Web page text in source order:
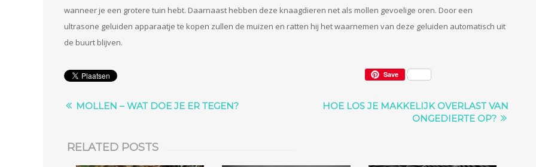
wanneer je een grotere tuin hebt. Daarnaast hebben deze knaagdieren net als mollen gevoelige oren. Door een
ultrasone geluiden apparaatje te kopen zullen de muizen en ratten hij het waarnemen van deze geluiden automatisch uit
de buurt blijven.
Save
MOLLEN – WAT DOE JE ER TEGEN?
HOE LOS JE MAKKELIJK OVERLAST VAN
ONGEDIERTE OP?
RELATED POSTS